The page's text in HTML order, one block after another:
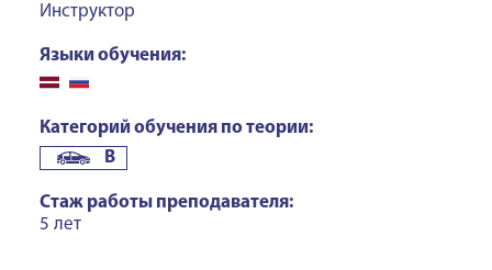
Инструктор
Языки обучения:
Категорий обучения по теории:
B
Стаж работы преподавателя:
5 лет